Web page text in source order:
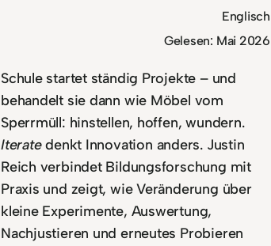
Englisch
Gelesen: Mai 2026
Schule startet ständig Projekte – und
behandelt sie dann wie Möbel vom
Sperrmüll: hinstellen, hoffen, wundern.
Iteratedenkt Innovation anders. Justin
Reich verbindet Bildungsforschung mit
Praxis und zeigt, wie Veränderung über
kleine Experimente, Auswertung,
Nachjustieren und erneutes Probieren